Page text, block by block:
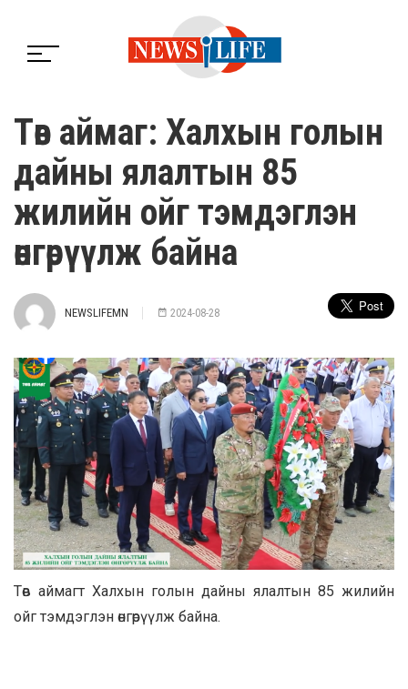
Төв аймаг: Халхын голын
дайны ялалтын 85
жилийн ойг тэмдэглэн
өнгөрүүлж байна
NEWSLIFEMN 2024-08-28
Төв аймагт Халхын голын дайны ялалтын 85 жилийн
ойг тэмдэглэн өнгөрүүлж байна.